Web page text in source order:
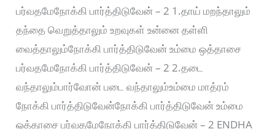
பர்வதமேநோக்கி பார்த்திடுவேன் – 2 1.தாய் மறந்தாலும்
தந்தை வெறுத்தாலும் உறவுகள் உன்னை தள்ளி
வைத்தாலும்நோக்கி பார்த்திடுவேன் உம்மை ஒத்தாசை
பர்வதமேநோக்கி பார்த்திடுவேன் – 2 2.தடை
வந்தாலும்பார்வோன் படை வந்தாலும்உம்மை மாத்ரம்
நோக்கி பார்த்திடுவேன்நோக்கி பார்த்திடுவேன் உம்மை
ஒத்தாசை பர்வதமேநோக்கி பார்த்திடுவேன் – 2 ENDHA